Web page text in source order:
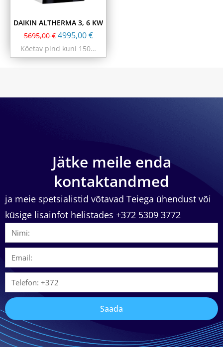
DAIKIN ALTHERMA 3, 6 KW
5695,00€ 4995,00€
Köetav pind kuni 150…
Jätke meile enda
kontaktandmed
ja meie spetsialistid võtavad Teiega ühendust või
küsige lisainfot helistades +372 5309 3772
Saada